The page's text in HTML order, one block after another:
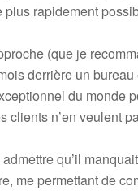
plus rapidement
(que je
derrière un
du monde
clients n’en veulent
qu’il
me permettant de